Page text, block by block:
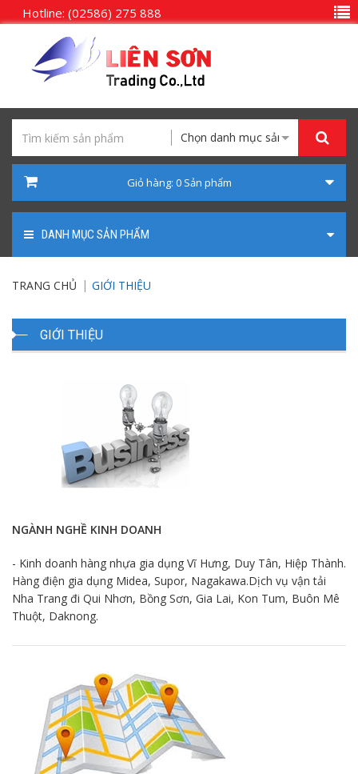
Hotline: (02586) 275 888
Chọn danh mục sản phẩm
Giỏ hàng: 0 Sản phẩm
DANH MỤC SẢN PHẨM
TRANG CHỦ GIỚI THIỆU
GIỚI THIỆU
NGÀNH NGHỀ KINH DOANH
- Kinh doanh hàng nhựa gia dụng Vĩ Hưng, Duy Tân, Hiệp Thành.
Hàng điện gia dụng Midea, Supor, Nagakawa.Dịch vụ vận tải
Nha Trang đi Qui Nhơn, Bồng Sơn, Gia Lai, Kon Tum, Buôn Mê
Thuột, Daknong.